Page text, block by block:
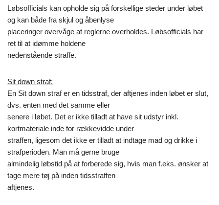
Løbsofficials kan opholde sig på forskellige steder under løbet
og kan både fra skjul og åbenlyse
placeringer overvåge at reglerne overholdes. Løbsofficials har
ret til at idømme holdene
nedenstående straffe.
Sit down straf:
En Sit down straf er en tidsstraf, der aftjenes inden løbet er slut,
dvs. enten med det samme eller
senere i løbet. Det er ikke tilladt at have sit udstyr inkl.
kortmateriale inde for rækkevidde under
straffen, ligesom det ikke er tilladt at indtage mad og drikke i
strafperioden. Man må gerne bruge
almindelig løbstid på at forberede sig, hvis man f.eks. ønsker at
tage mere tøj på inden tidsstraffen
aftjenes.